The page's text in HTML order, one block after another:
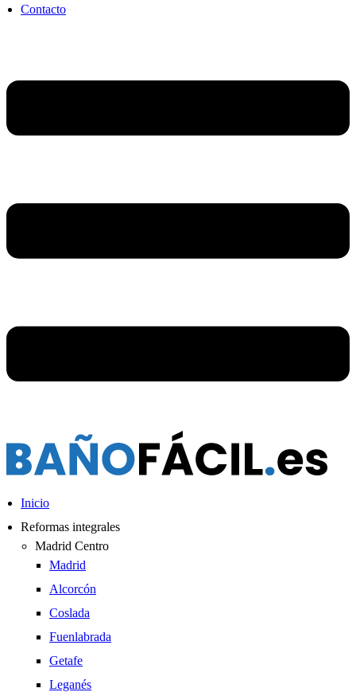
Contacto
Inicio
Reformas integrales
Madrid Centro
Madrid
Alcorcón
Coslada
Fuenlabrada
Getafe
Leganés